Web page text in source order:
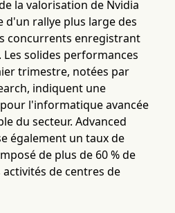
la valorisation de Nvidia
d'un rallye plus large des
concurrents enregistrant
solides performances
trimestre, notées par
indiquent une
l'informatique avancée
du secteur. Advanced
également un taux de
de plus de 60 % de
de centres de